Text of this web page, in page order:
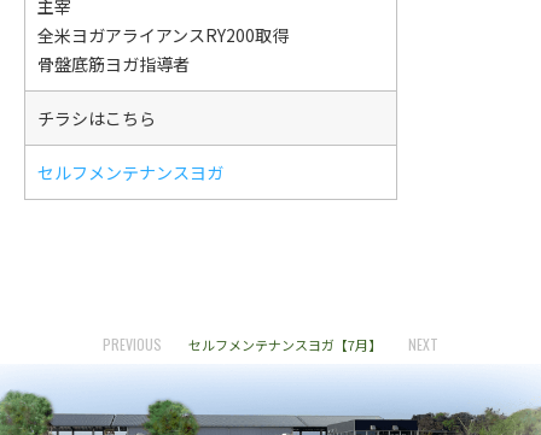
主宰
全米ヨガアライアンスRY200取得
骨盤底筋ヨガ指導者
チラシはこちら
セルフメンテナンスヨガ
PREVIOUS セルフメンテナンスヨガ【7月】 NEXT